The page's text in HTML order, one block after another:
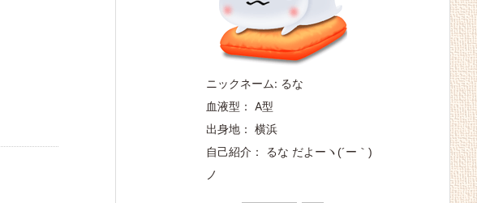
ニックネーム: るな
血液型： A型
出身地： 横浜
自己紹介： るな だよー ヽ(´ー｀)
ノ